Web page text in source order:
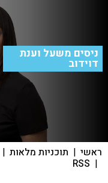
ניסים משעל וענת
דוידוב
ראשי | תוכניות מלאות |
|
RSS